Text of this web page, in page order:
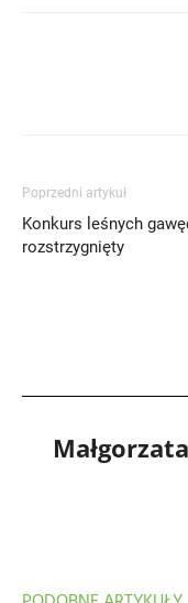
Poprzedni artykuł
Konkurs leśnych
rozstrzygnięty